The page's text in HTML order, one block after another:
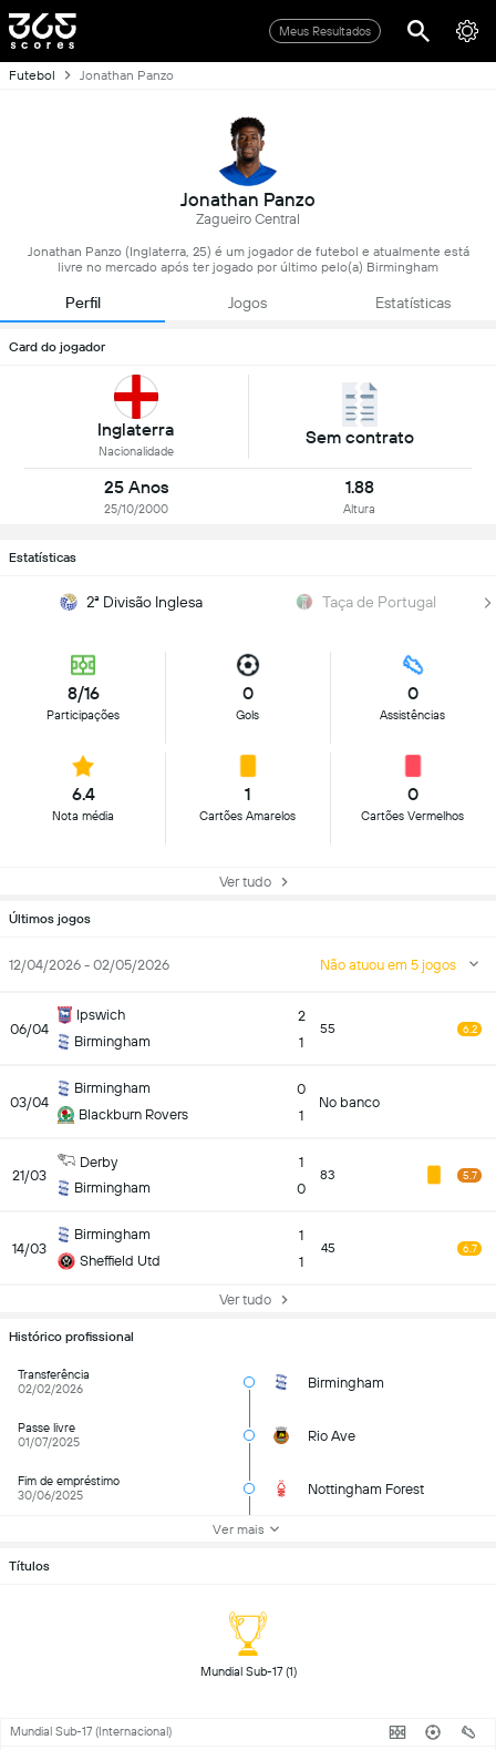
Meus Resultados
Futebol Jonathan Panzo
Jonathan Panzo
Zagueiro Central
Jonathan Panzo (Inglaterra, 25) é um jogador de futebol e atualmente está
livre no mercado após ter jogado por último pelo(a) Birmingham
Perfil Jogos Estatísticas
Card do jogador
Inglaterra
Nacionalidade
Sem contrato
25 Anos
25/10/2000
1.88
Altura
Estatísticas
2ª Divisão Inglesa Taça de Portugal
8/16
Participações
0
Gols
0
Assistências
6.4
Nota média
1
Cartões Amarelos
0
Cartões Vermelhos
Ver tudo
Últimos jogos
12/04/2026 - 02/05/2026 Não atuou em 5 jogos
06/04
Ipswich
Birmingham
2
1
55 6.2
03/04
Birmingham
Blackburn Rovers
0
1
No banco
21/03
Derby
Birmingham
1
0
83 5.7
14/03
Birmingham
Sheffield Utd
1
1
45 6.7
Ver tudo
Histórico profissional
Transferência
02/02/2026
Birmingham
Passe livre
01/07/2025
Rio Ave
Fim de empréstimo
30/06/2025
Nottingham Forest
Ver mais
Títulos
Mundial Sub-17 (1)
Mundial Sub-17 (Internacional)